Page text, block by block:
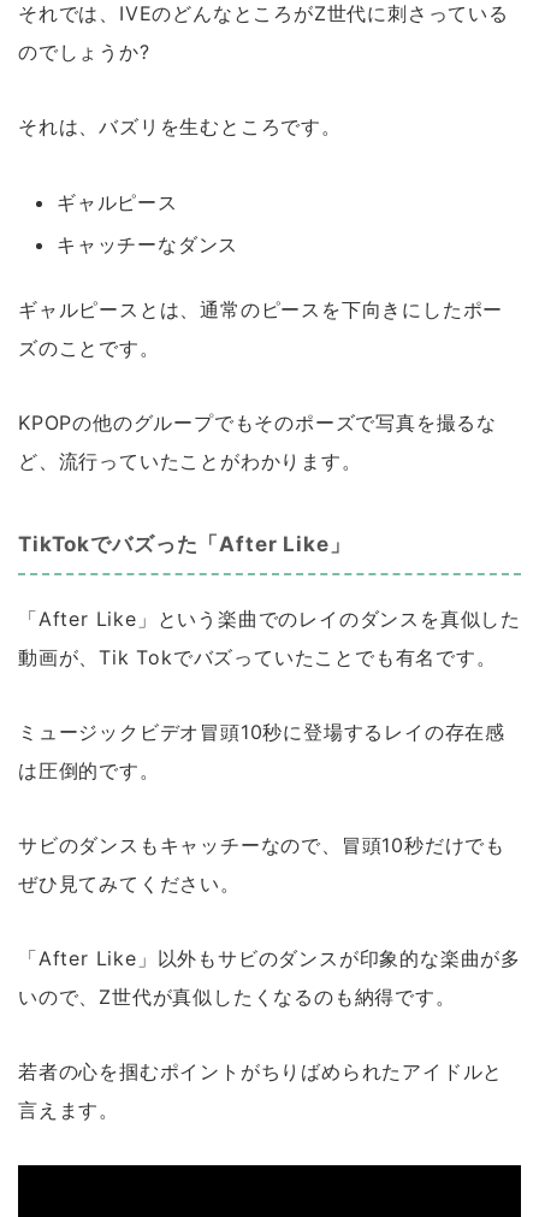
それでは、IVEのどんなところがZ世代に刺さっている
のでしょうか?
それは、バズリを生むところです。
ギャルピース
キャッチーなダンス
ギャルピースとは、通常のピースを下向きにしたポー
ズのことです。
KPOPの他のグループでもそのポーズで写真を撮るな
ど、流行っていたことがわかります。
TikTokでバズった「After Like」
「After Like」という楽曲でのレイのダンスを真似した
動画が、Tik Tokでバズっていたことでも有名です。
ミュージックビデオ冒頭10秒に登場するレイの存在感
は圧倒的です。
サビのダンスもキャッチーなので、冒頭10秒だけでも
ぜひ見てみてください。
「After Like」以外もサビのダンスが印象的な楽曲が多
いので、Z世代が真似したくなるのも納得です。
若者の心を掴むポイントがちりばめられたアイドルと
言えます。